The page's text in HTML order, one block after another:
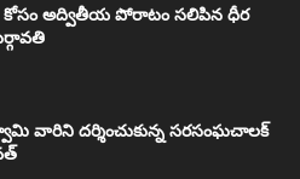
అద్వితీయ పోరాటం సలిపిన ధీర
వారిని దర్శించుకున్న సరసంఘచాలక్